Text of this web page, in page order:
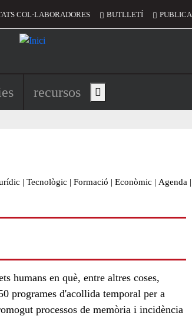
COL·LABORADORES BUTLLETÍ PUBLICA
principal de
recursos Show main menu
| Tecnològic | Formació | Econòmic | Agenda |
humans en què, entre altres coses,
programes d'acollida temporal per a
processos de memòria i incidència